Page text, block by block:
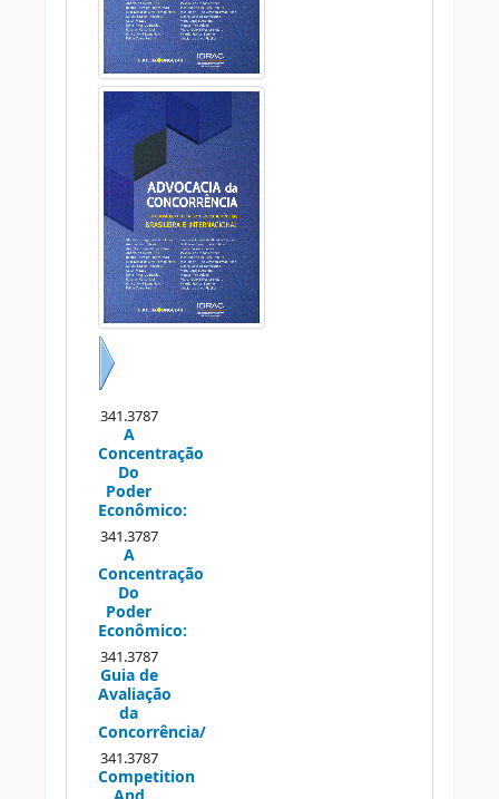
341.3787
A
Concentração
Do
Poder
Econômico:
341.3787
A
Concentração
Do
Poder
Econômico:
341.3787
Guia de
Avaliação
da
Concorrência/
341.3787
Competition